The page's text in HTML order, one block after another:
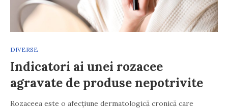
DIVERSE
Indicatori ai unei rozacee
agravate de produse nepotrivite
Rozaceea este o afecțiune dermatologică cronică care